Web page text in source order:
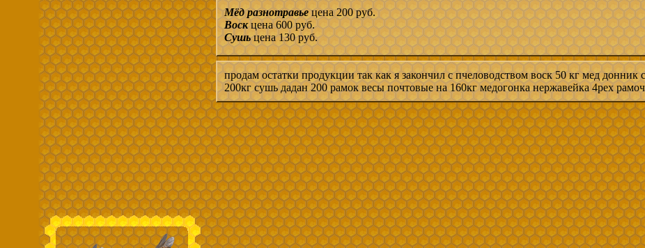
Мёд разнотравьецена 200 руб.
Воскцена 600 руб.
Сушьцена 130 руб.
продам остатки продукции так как я закончил с пчеловодством воск 50 кг мед донник
200кг сушь дадан 200 рамок весы почтовые на 160кг медогонка нержавейка 4рех